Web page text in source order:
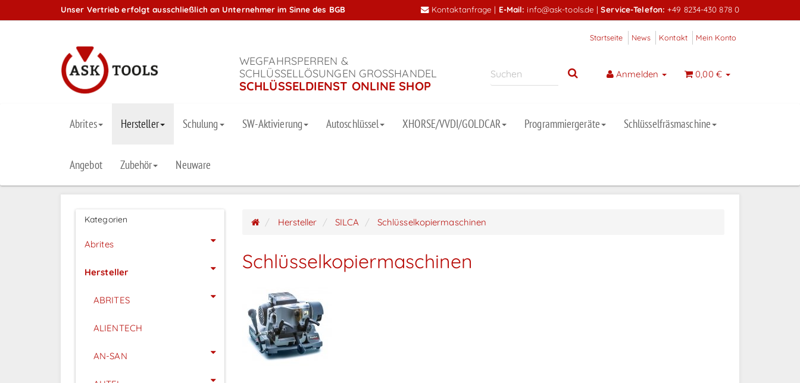
Unser Vertrieb erfolgt ausschließlich an Unternehmer im Sinne des BGB Kontaktanfrage | E-Mail: info@ask-tools.de |Service-Telefon: +49 8234-430 878 0
Startseite News Kontakt Mein Konto
WEGFAHRSPERREN &
SCHLÜSSELLÖSUNGEN GROSSHANDEL
SCHLÜSSELDIENST ONLINE SHOP
Anmelden 0,00 €
Abrites Hersteller Schulung SW-Aktivierung Autoschlüssel XHORSE/VVDI/GOLDCAR Programmiergeräte Schlüsselfräsmaschine
Angebot Zubehör Neuware
Hersteller SILCA Schlüsselkopiermaschinen
Schlüsselkopiermaschinen
Kategorien
Abrites
Hersteller
ABRITES
ALIENTECH
AN-SAN